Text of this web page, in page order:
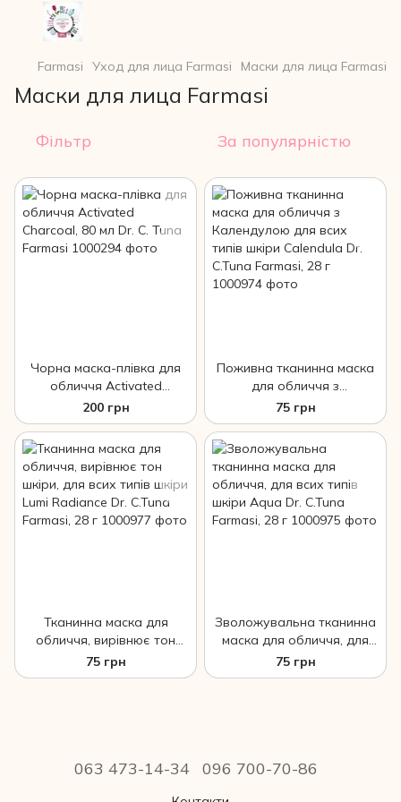
Farmasi Уход для лица Farmasi Маски для лица Farmasi
Маски для лица Farmasi
Фільтр За популярністю
Чорна маска-плівка для
обличчя Activated
Charcoal, 80 мл Dr. C. Tuna
Farmasi
200 грн
Поживна тканинна маска
для обличчя з
Календулою для всих
типів шкіри Calendula Dr.
75 грн
Тканинна маска для
обличчя, вирівнює тон
шкіри, для всих типів шкіри
Lumi Radiance Dr. C.Tuna
75 грн
Зволожувальна тканинна
маска для обличчя, для
всих типів шкіри Aqua Dr.
C.Tuna Farmasi, 28 г
75 грн
063 473-14-34 096 700-70-86